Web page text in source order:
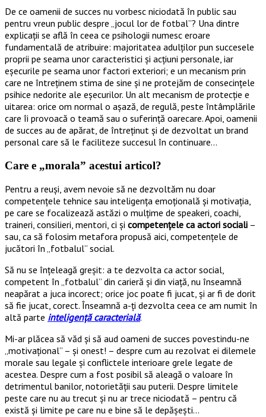
De ce oamenii de succes nu vorbesc niciodată în public sau
pentru vreun public despre „jocul lor de fotbal”? Una dintre
explicaţii se află în ceea ce psihologii numesc eroare
fundamentală de atribuire: majoritatea adulţilor pun succesele
proprii pe seama unor caracteristici şi acţiuni personale, iar
eşecurile pe seama unor factori exteriori; e un mecanism prin
care ne întreţinem stima de sine şi ne protejăm de consecinţele
psihice nedorite ale eşecurilor. Un alt mecanism de protecţie e
uitarea: orice om normal o aşază, de regulă, peste întâmplările
care îi provoacă o teamă sau o suferinţă oarecare. Apoi, oamenii
de succes au de apărat, de întreţinut şi de dezvoltat un brand
personal care să le faciliteze succesul în continuare…
Care e „morala” acestui articol?
Pentru a reuşi, avem nevoie să ne dezvoltăm nu doar
competenţele tehnice sau inteligenţa emoţională şi motivaţia,
pe care se focalizează astăzi o mulţime de speakeri, coachi,
traineri, consilieri, mentori, ci şi competenţele ca actori sociali –
sau, ca să folosim metafora propusă aici, competenţele de
jucători în „fotbalul” social.
Să nu se înţeleagă greşit: a te dezvolta ca actor social,
competent în „fotbalul” din carieră şi din viaţă, nu înseamnă
neapărat a juca incorect; orice joc poate fi jucat, şi ar fi de dorit
să fie jucat, corect. Înseamnă a-ţi dezvolta ceea ce am numit în
altă parte inteligenţă caracterială.
Mi-ar plăcea să văd şi să aud oameni de succes povestindu-ne
„motivaţional” – şi onest! – despre cum au rezolvat ei dilemele
morale sau legale şi conflictele interioare grele legate de
acestea. Despre cum a fost posibil să aleagă o valoare în
detrimentul banilor, notorietăţii sau puterii. Despre limitele
peste care nu au trecut şi nu ar trece niciodată – pentru că
există şi limite pe care nu e bine să le depăşeşti…